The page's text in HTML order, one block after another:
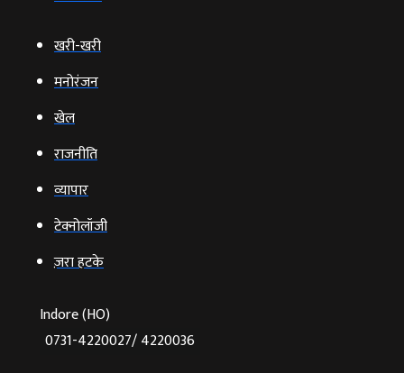
खरी-खरी
मनोरंजन
खेल
राजनीति
व्‍यापार
टेक्‍नोलॉजी
ज़रा हटके
Indore (HO)
0731-4220027/ 4220036